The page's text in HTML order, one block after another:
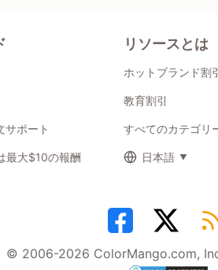
サポート
最大$10の報酬
リソースとは
ホットブランド割
教育割引
すべてのカテゴリ
日本語
© 2006-2026 ColorMango.com,